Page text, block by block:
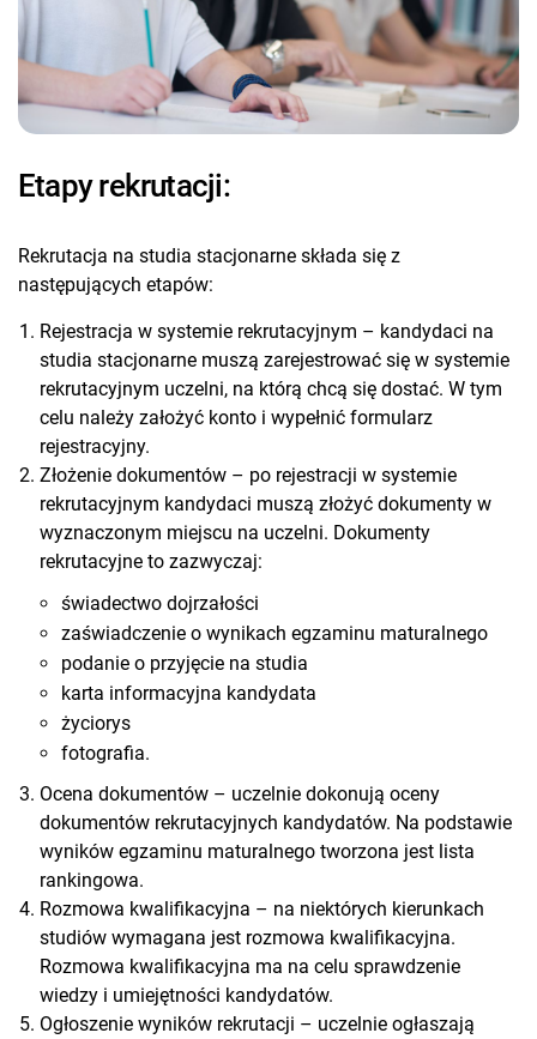
Etapy rekrutacji:
Rekrutacja na studia stacjonarne składa się z
następujących etapów:
Rejestracja w systemie rekrutacyjnym – kandydaci na
studia stacjonarne muszą zarejestrować się w systemie
rekrutacyjnym uczelni, na którą chcą się dostać. W tym
celu należy założyć konto i wypełnić formularz
rejestracyjny.
Złożenie dokumentów – po rejestracji w systemie
rekrutacyjnym kandydaci muszą złożyć dokumenty w
wyznaczonym miejscu na uczelni. Dokumenty
rekrutacyjne to zazwyczaj:
świadectwo dojrzałości
zaświadczenie o wynikach egzaminu maturalnego
podanie o przyjęcie na studia
karta informacyjna kandydata
życiorys
fotografia.
Ocena dokumentów – uczelnie dokonują oceny
dokumentów rekrutacyjnych kandydatów. Na podstawie
wyników egzaminu maturalnego tworzona jest lista
rankingowa.
Rozmowa kwalifikacyjna – na niektórych kierunkach
studiów wymagana jest rozmowa kwalifikacyjna.
Rozmowa kwalifikacyjna ma na celu sprawdzenie
wiedzy i umiejętności kandydatów.
Ogłoszenie wyników rekrutacji – uczelnie ogłaszają